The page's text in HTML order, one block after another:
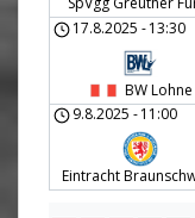
17.8.2025 -13:30
BW Lohne
9.8.2025 -11:00
Eintracht